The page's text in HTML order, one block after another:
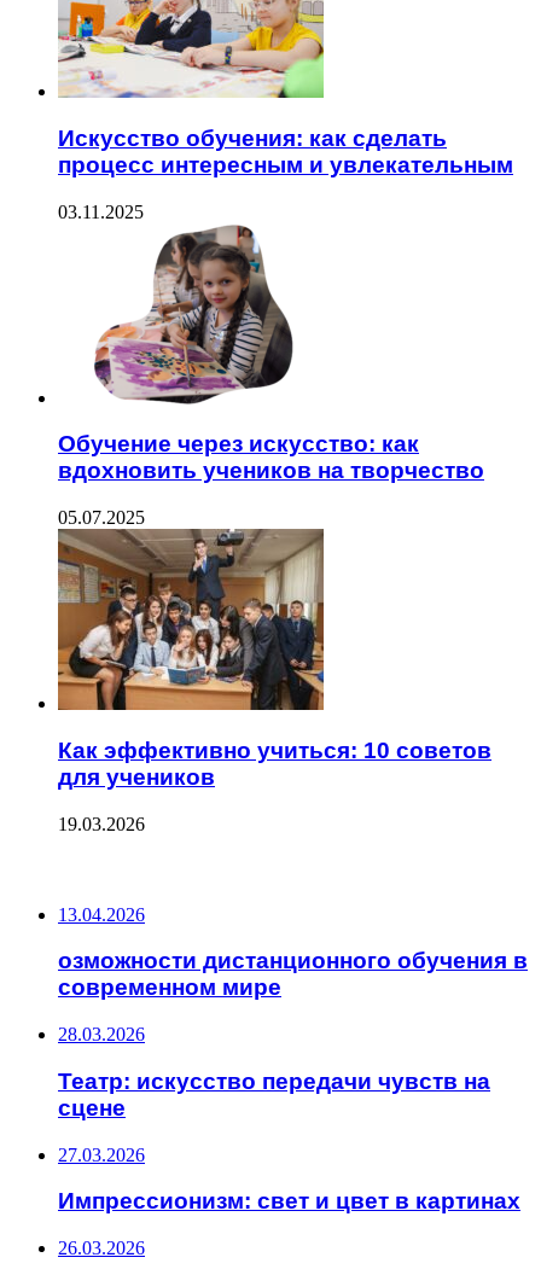
Искусство обучения: как сделать
процесс интересным и увлекательным
03.11.2025
Обучение через искусство: как
вдохновить учеников на творчество
05.07.2025
Как эффективно учиться: 10 советов
для учеников
19.03.2026
13.04.2026
озможности дистанционного обучения в
современном мире
28.03.2026
Театр: искусство передачи чувств на
сцене
27.03.2026
Импрессионизм: свет и цвет в картинах
26.03.2026